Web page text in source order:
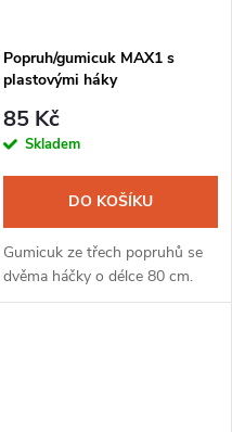
Popruh/gumicuk MAX1 s
plastovými háky
85 Kč
Skladem
DO KOŠÍKU
Gumicuk ze třech popruhů se
dvěma háčky o délce 80 cm.